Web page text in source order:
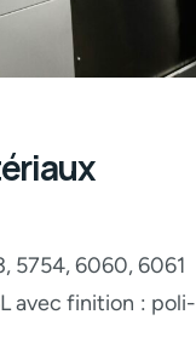
5754, 6060, 6061
avec finition :